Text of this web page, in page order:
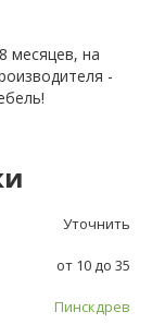
месяцев, на
-
Уточнить
от 10 до 35
Пинскдрев